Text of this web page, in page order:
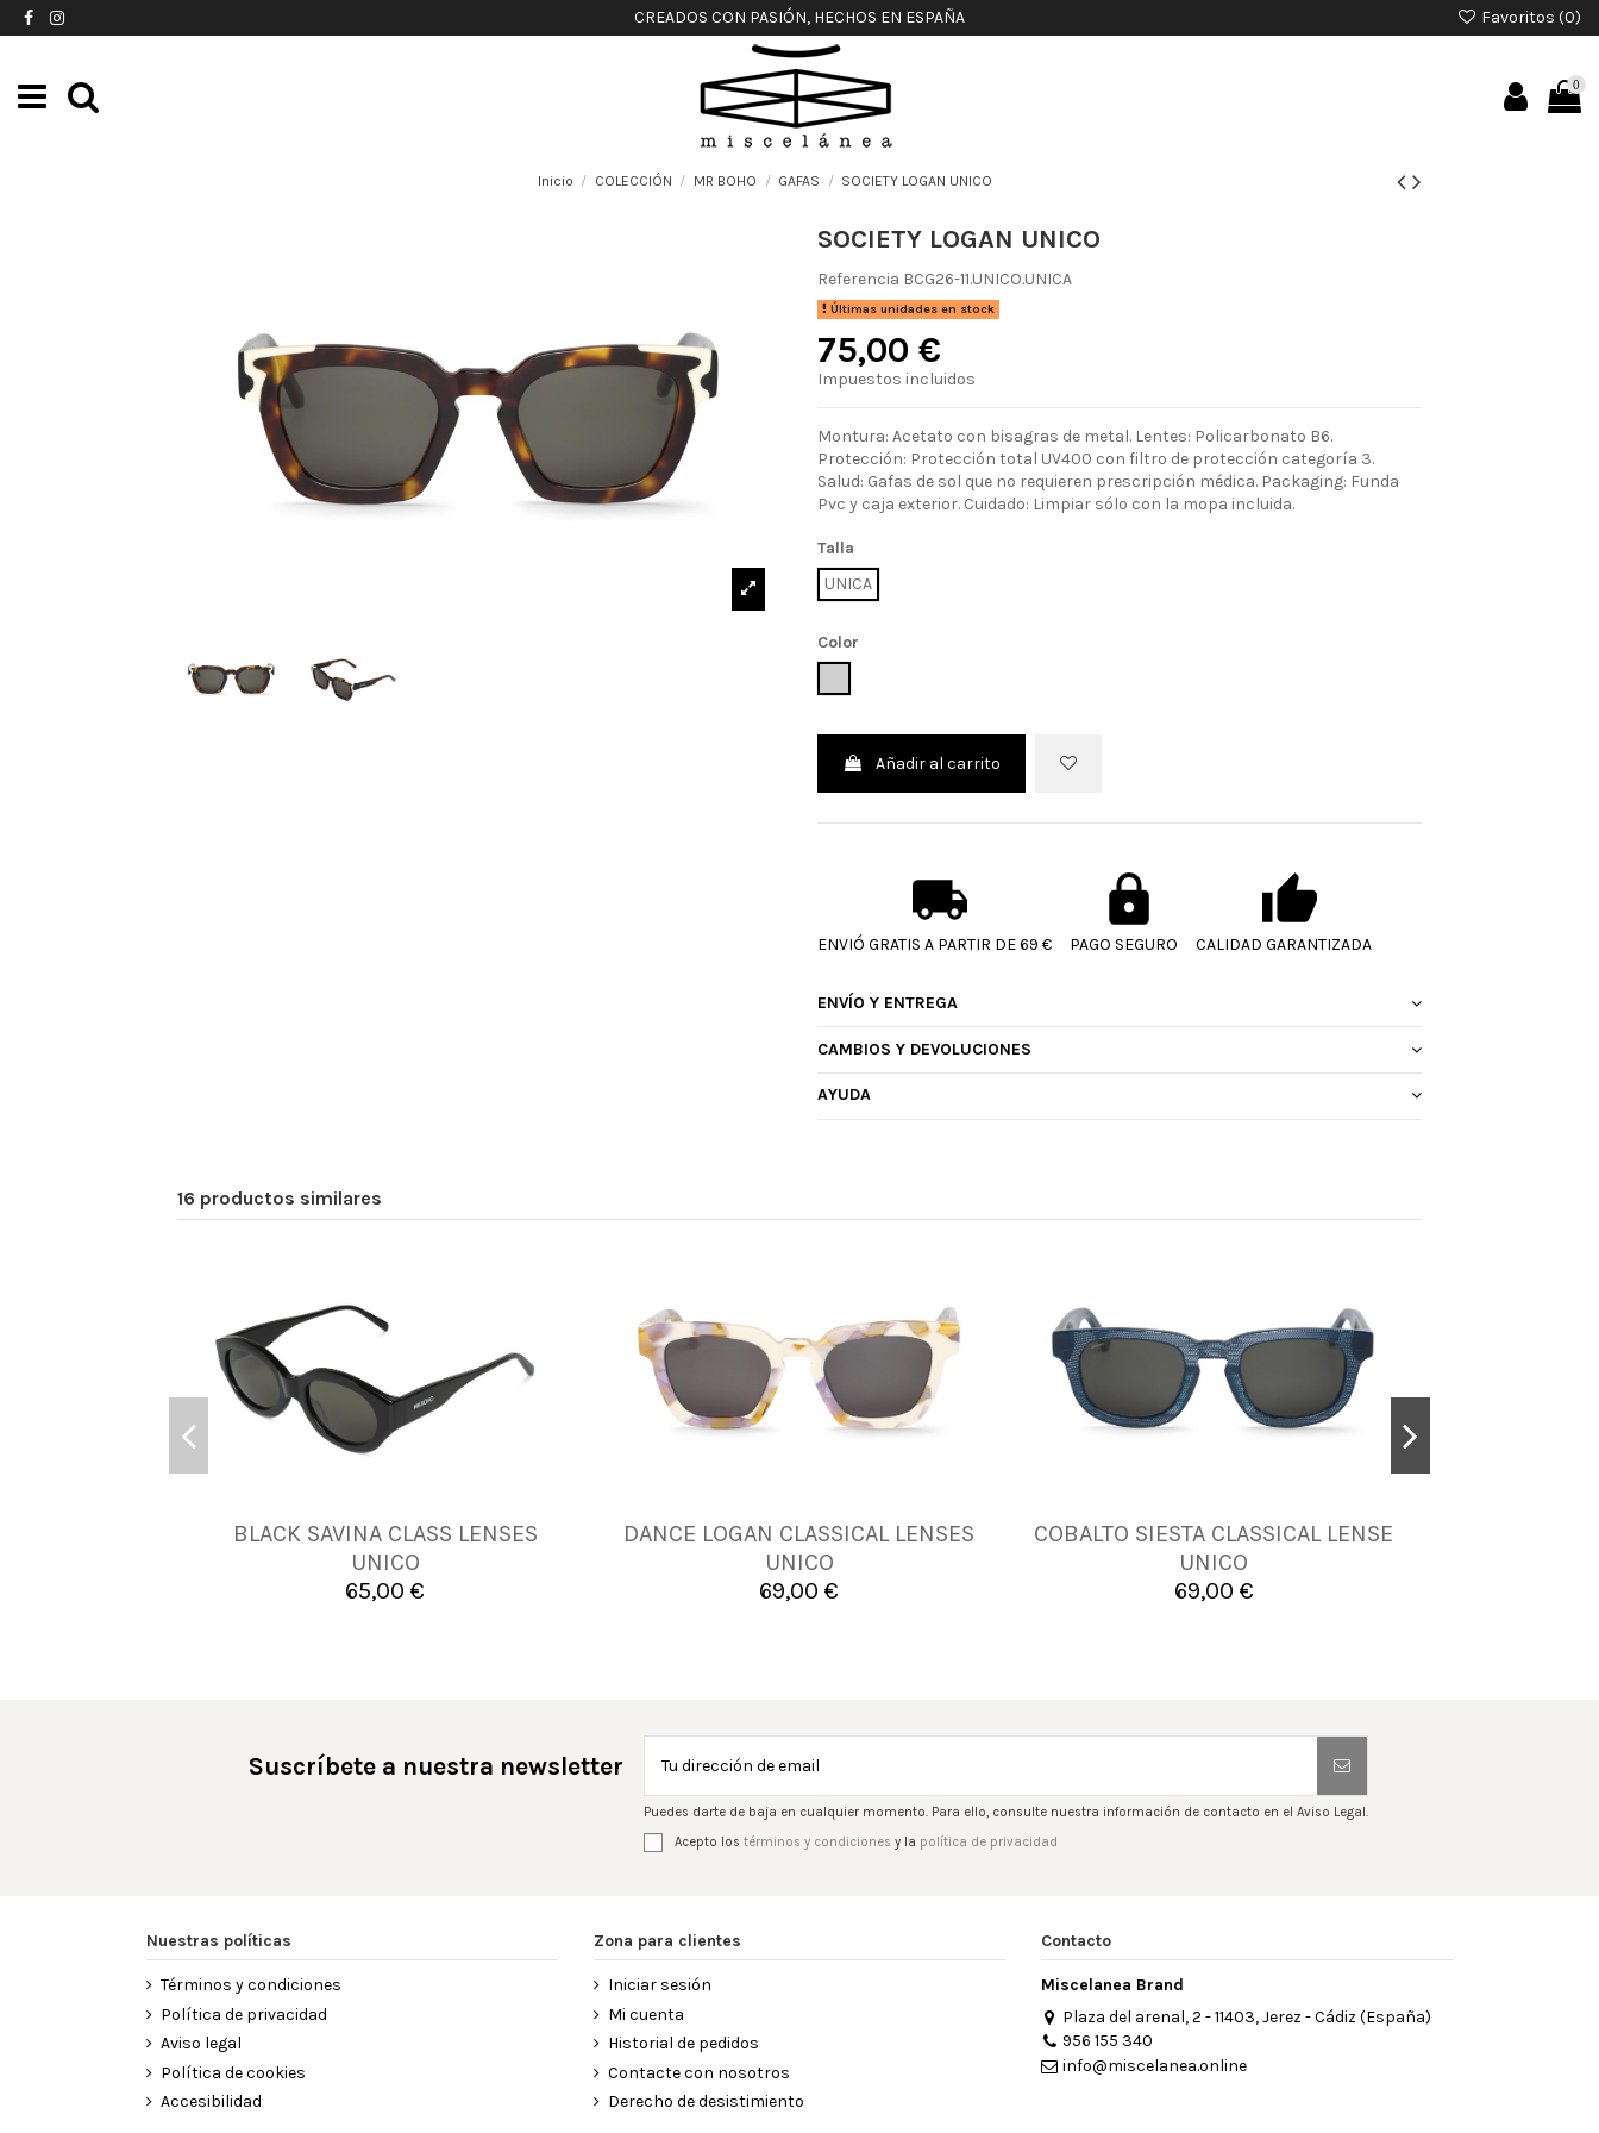
CREADOS CON PASIÓN, HECHOS EN ESPAÑA Favoritos (0)
0
Inicio COLECCIÓN MR BOHO GAFAS SOCIETY LOGAN UNICO
SOCIETY LOGAN UNICO
Referencia BCG26-11.UNICO.UNICA
Últimas unidades en stock
75,00 €
Impuestos incluidos
Montura: Acetato con bisagras de metal. Lentes: Policarbonato B6.
Protección: Protección total UV400 con filtro de protección categoría 3.
Salud: Gafas de sol que no requieren prescripción médica. Packaging: Funda
Pvc y caja exterior. Cuidado: Limpiar sólo con la mopa incluida.
Talla
UNICA
Color
Añadir al carrito
ENVIÓ GRATIS A PARTIR DE 69 € PAGO SEGURO CALIDAD GARANTIZADA
ENVÍO Y ENTREGA
CAMBIOS Y DEVOLUCIONES
AYUDA
16 productos similares
BLACK SAVINA CLASS LENSES
UNICO
65,00 €
UNICA
Añadir al carrito
DANCE LOGAN CLASSICAL LENSES
UNICO
69,00 €
UNICA
Añadir al carrito
COBALTO SIESTA CLASSICAL LENSE
UNICO
69,00 €
UNICA
Añadir al carrito
Suscríbete a nuestra newsletter
Puedes darte de baja en cualquier momento. Para ello, consulte nuestra información de contacto en el Aviso Legal.
Acepto los términos y condiciones y la política de privacidad
Nuestras políticas
Términos y condiciones
Política de privacidad
Aviso legal
Política de cookies
Accesibilidad
Zona para clientes
Iniciar sesión
Mi cuenta
Historial de pedidos
Contacte con nosotros
Derecho de desistimiento
Contacto
Miscelanea Brand
Plaza del arenal, 2 - 11403, Jerez - Cádiz (España)
956 155 340
info@miscelanea.online